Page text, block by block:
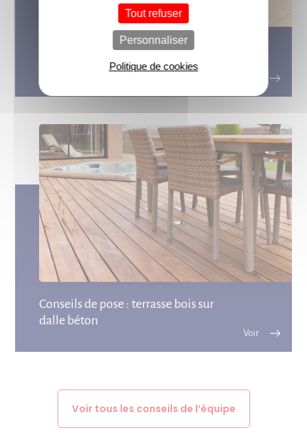
Quel type de parquet bois choisir
pour votre maison ?
Conseils de pose : terrasse bois sur
dalle béton
Voir tous les conseils de l’équipe
Tout refuser
Personnaliser
Politique de cookies